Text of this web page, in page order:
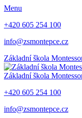
Menu
+420 605 254 100
info@zsmontepce.cz
Základní škola
Základní škola
+420 605 254 100
info@zsmontepce.cz